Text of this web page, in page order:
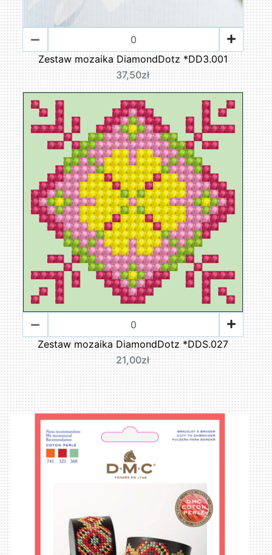
Zestaw mozaika DiamondDotz *DD3.001
37,50zł
Zestaw mozaika DiamondDotz *DDS.027
21,00zł